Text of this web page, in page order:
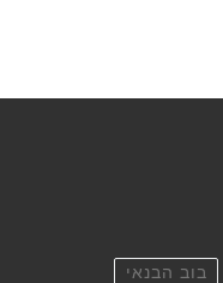
בוב הבנאי